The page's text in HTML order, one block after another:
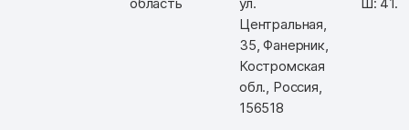
Центральная,
35, Фанерник,
Костромская
обл., Россия,
156518